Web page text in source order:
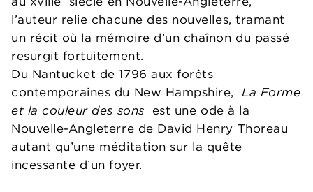
l’auteur relie chacune des nouvelles, tramant
un récit où la mémoire d’un chaînon du passé
resurgit fortuitement.
Du Nantucket de 1796 aux forêts
contemporaines du New Hampshire,La Forme
et la couleur des sons est une ode à la
Nouvelle-Angleterre de David Henry Thoreau
autant qu’une méditation sur la quête
incessante d’un foyer.